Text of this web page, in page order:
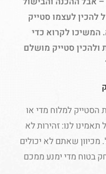
להכין לעצמו סטייק
המשיכו לקרוא כדי
ולהכין סטייק מושלם
למלוח מדי או
לנו: זהירות לא
שאתם לא יכולים
בטוח מדי ימנע ממכם